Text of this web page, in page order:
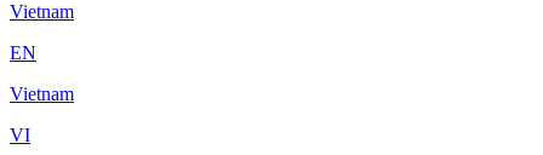
Vietnam
EN
Vietnam
VI